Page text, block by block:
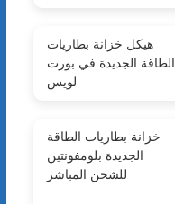
هيكل خزانة بطاريات
الطاقة الجديدة في بورت
لويس
خزانة بطاريات الطاقة
الجديدة بلومفونتين
للشحن المباشر